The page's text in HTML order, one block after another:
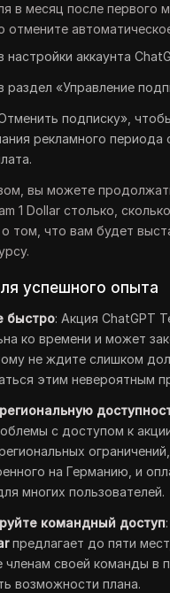
в месяц после первого
отмените
аккаунта
раздел «Управление
подписку»,
рекламного периода
вы можете
1 Dollar столько,
том, что вам будет
успешного опыта
быстро: Акция ChatGPT
ко времени и может
не ждите слишком
этим невероятным
с доступом к
на Германию, и
многих пользователей.
командный доступ
предлагает до пяти
членам своей команды в
возможности плана.